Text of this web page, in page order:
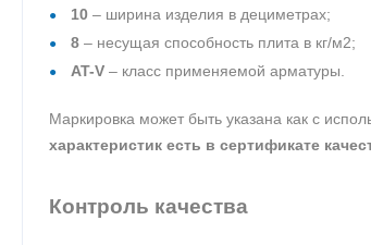
10 – ширина изделия в дециметрах;
8 – несущая способность плита в кг/м2;
AT-V – класс применяемой арматуры.
Маркировка может быть указана как с
характеристик есть в сертификате
Контроль качества